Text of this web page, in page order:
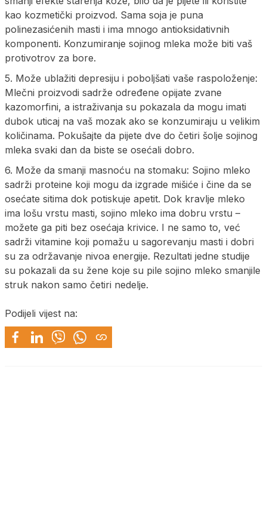
kao kozmetički proizvod. Sama soja je puna
polinezasićenih masti i ima mnogo antioksidativnih
komponenti. Konzumiranje sojinog mleka može biti vaš
protivotrov za bore.
5. Može ublažiti depresiju i poboljšati vaše raspoloženje:
Mlečni proizvodi sadrže određene opijate zvane
kazomorfini, a istraživanja su pokazala da mogu imati
dubok uticaj na vaš mozak ako se konzumiraju u velikim
količinama. Pokušajte da pijete dve do četiri šolje sojinog
mleka svaki dan da biste se osećali dobro.
6. Može da smanji masnoću na stomaku: Sojino mleko
sadrži proteine koji mogu da izgrade mišiće i čine da se
osećate sitima dok potiskuje apetit. Dok kravlje mleko
ima lošu vrstu masti, sojino mleko ima dobru vrstu –
možete ga piti bez osećaja krivice. I ne samo to, već
sadrži vitamine koji pomažu u sagorevanju masti i dobri
su za održavanje nivoa energije. Rezultati jedne studije
su pokazali da su žene koje su pile sojino mleko smanjile
struk nakon samo četiri nedelje.
Podijeli vijest na: